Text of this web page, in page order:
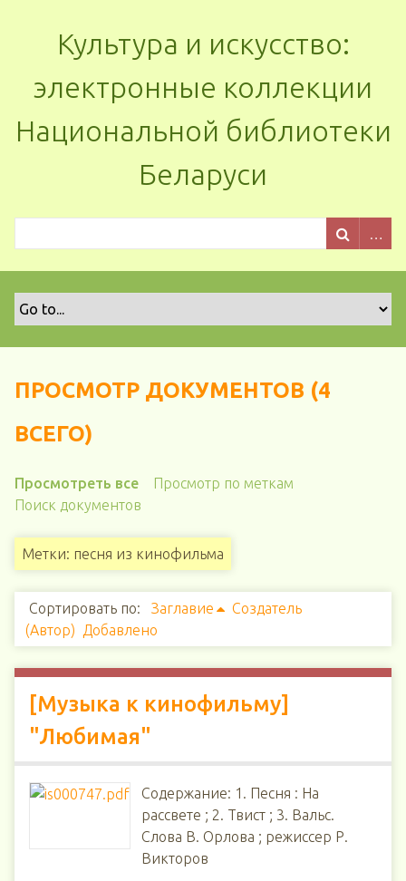
Культура и искусство:
электронные коллекции
Национальной библиотеки
Беларуси
ПРОСМОТР ДОКУМЕНТОВ (4
ВСЕГО)
Просмотреть все
Просмотр по меткам
Поиск документов
Метки: песня из кинофильма
Сортировать по: Заглавие
Создатель
(Автор)
Добавлено
[Музыка к кинофильму]
"Любимая"
Содержание: 1. Песня : На
рассвете ; 2. Твист ; 3. Вальс.
Слова В. Орлова ; режиссер Р.
Викторов